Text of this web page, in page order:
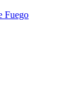
Fuego